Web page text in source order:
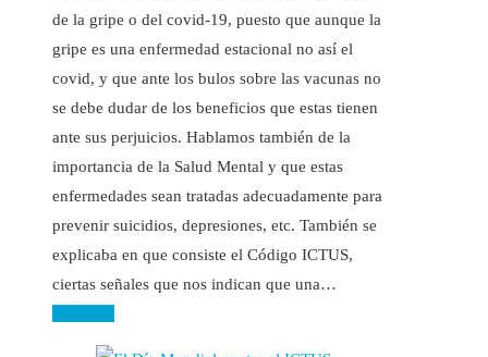
de la gripe o del covid-19, puesto que aunque la
gripe es una enfermedad estacional no así el
covid, y que ante los bulos sobre las vacunas no
se debe dudar de los beneficios que estas tienen
ante sus perjuicios. Hablamos también de la
importancia de la Salud Mental y que estas
enfermedades sean tratadas adecuadamente para
prevenir suicidios, depresiones, etc. También se
explicaba en que consiste el Código ICTUS,
ciertas señales que nos indican que una…